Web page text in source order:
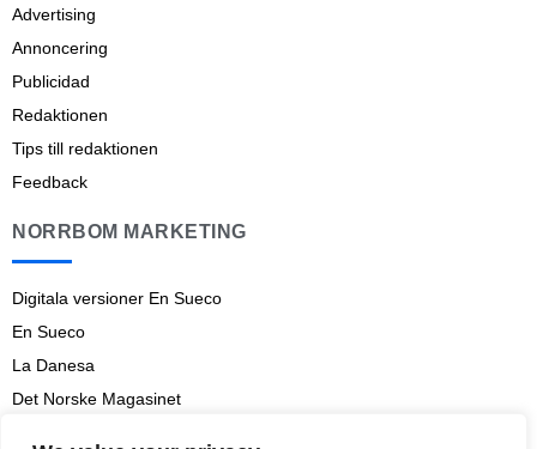
Advertising
Annoncering
Publicidad
Redaktionen
Tips till redaktionen
Feedback
NORRBOM MARKETING
Digitala versioner En Sueco
En Sueco
La Danesa
Det Norske Magasinet